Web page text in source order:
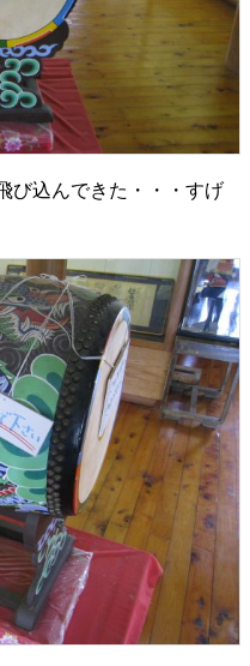
び込んできた・・・すげ